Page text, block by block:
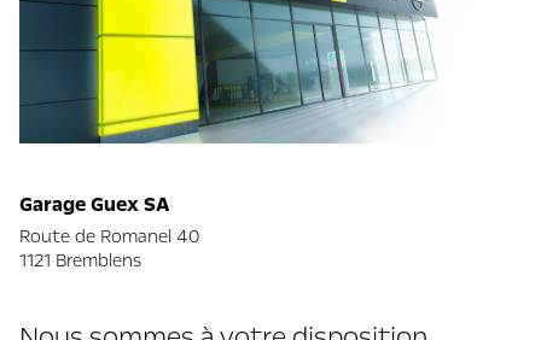
Garage Guex SA
Route de Romanel 40
1121 Bremblens